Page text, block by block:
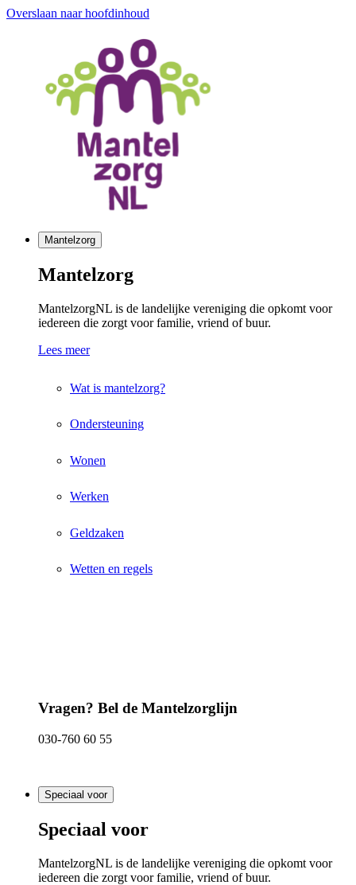
Overslaan naar hoofdinhoud
Mantelzorg
Mantelzorg
MantelzorgNL is de landelijke vereniging die opkomt voor
iedereen die zorgt voor familie, vriend of buur.
Lees meer
Wat is mantelzorg?
Ondersteuning
Wonen
Werken
Geldzaken
Wetten en regels
Vragen? Bel de Mantelzorglijn
030-760 60 55
Speciaal voor
Speciaal voor
MantelzorgNL is de landelijke vereniging die opkomt voor
iedereen die zorgt voor familie, vriend of buur.